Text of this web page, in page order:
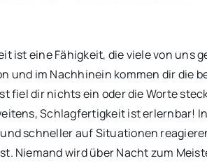
ist eine Fähigkeit, die viele von uns
und im Nachhinein kommen dir die
fiel dir nichts ein oder die Worte
Schlagfertigkeit ist erlernbar!
schneller auf Situationen
Niemand wird über Nacht zum